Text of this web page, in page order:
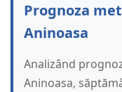
Prognoza
Aninoasa
Analizând
Aninoasa,